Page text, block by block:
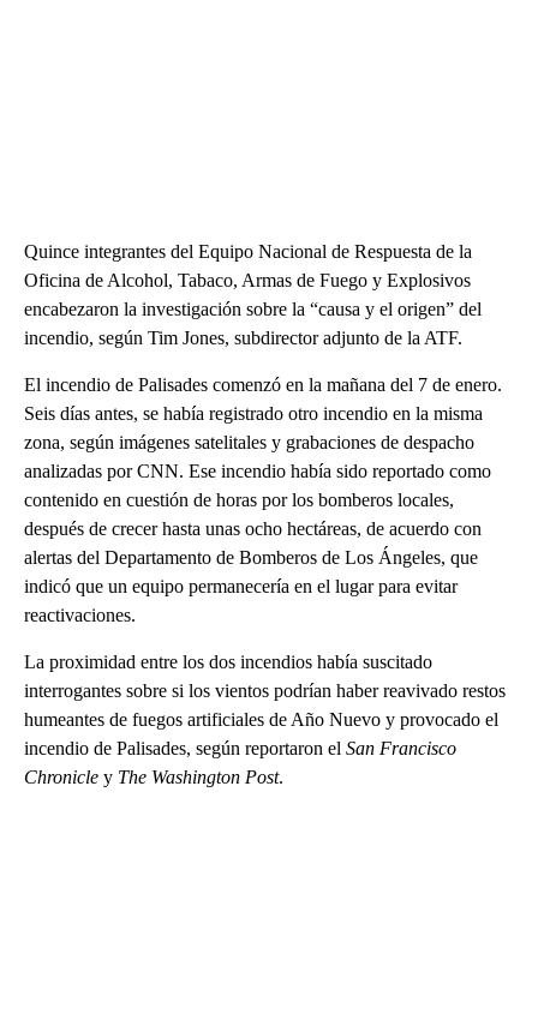
Quince integrantes del Equipo Nacional de Respuesta de la
Oficina de Alcohol, Tabaco, Armas de Fuego y Explosivos
encabezaron la investigación sobre la “causa y el origen” del
incendio, según Tim Jones, subdirector adjunto de la ATF.
El incendio de Palisades comenzó en la mañana del 7 de enero.
Seis días antes, se había registrado otro incendio en la misma
zona, según imágenes satelitales y grabaciones de despacho
analizadas por CNN. Ese incendio había sido reportado como
contenido en cuestión de horas por los bomberos locales,
después de crecer hasta unas ocho hectáreas, de acuerdo con
alertas del Departamento de Bomberos de Los Ángeles, que
indicó que un equipo permanecería en el lugar para evitar
reactivaciones.
La proximidad entre los dos incendios había suscitado
interrogantes sobre si los vientos podrían haber reavivado restos
humeantes de fuegos artificiales de Año Nuevo y provocado el
incendio de Palisades, según reportaron el San Francisco
Chronicle y The Washington Post.